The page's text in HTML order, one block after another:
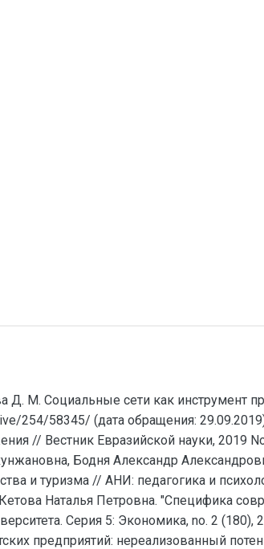
Д. М. Социальные сети как инструмент
254/58345/ (дата обращения:
// Вестник Евразийской науки, 2019
Бодня Александр
и туризма // АНИ: педагогика и
Наталья Петровна. "Специфика
Серия 5: Экономика, no. 2
предприятий: нереализованный